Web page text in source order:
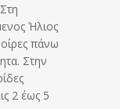
Ήλιος
πάνω
Στην
2 έως 5